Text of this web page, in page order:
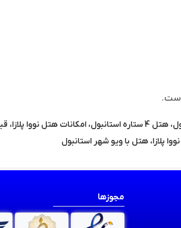
است.
هتل نووا پلازا کریستال استانبول، هتل در استانبول، رزرو هتل استانبول، هتل 4 ستاره استانبول، امکانات هتل نووا
پلازا، هتل با ویو شهر استانبول
مجوزها